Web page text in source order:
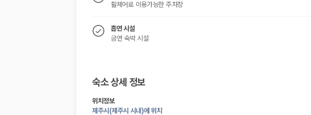
휠체어로 이용가능한 주차장
흡연 시설
금연 숙박 시설
숙소 상세 정보
위치정보
제주시(제주시 시내)에 위치